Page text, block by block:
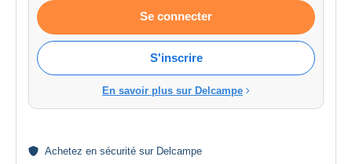
Se connecter
S'inscrire
En savoir plus sur Delcampe
Achetez en sécurité sur Delcampe